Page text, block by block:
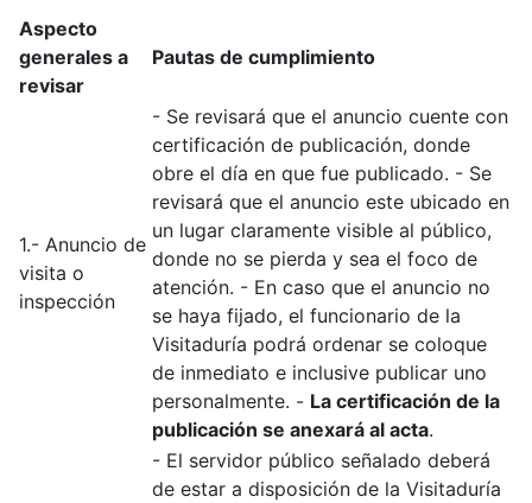
Aspecto
generales a
revisar
Pautas de cumplimiento
1.- Anuncio de
visita o
inspección
- Se revisará que el anuncio cuente con
certificación de publicación, donde
obre el día en que fue publicado. - Se
revisará que el anuncio este ubicado en
un lugar claramente visible al público,
donde no se pierda y sea el foco de
atención. - En caso que el anuncio no
se haya fijado, el funcionario de la
Visitaduría podrá ordenar se coloque
de inmediato e inclusive publicar uno
personalmente. - La certificación de la
publicación se anexará al acta.
- El servidor público señalado deberá
de estar a disposición de la Visitaduría